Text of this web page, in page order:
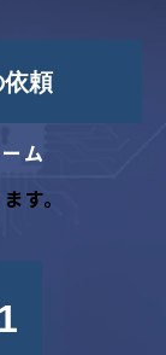
頼
ム
す。